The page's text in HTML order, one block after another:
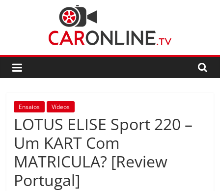
CarOnline.TV
CarOnline.TV
Ensaios
Automóvel
Português
Ensaios Vídeos
LOTUS ELISE Sport 220 –
Um KART Com
MATRICULA? [Review
Portugal]